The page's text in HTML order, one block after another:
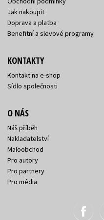
Jak nakoupit
Doprava a platba
Benefitní a slevové programy
KONTAKTY
Kontakt na e-shop
Sídlo společnosti
O NÁS
Náš příběh
Nakladatelství
Maloobchod
Pro autory
Pro partnery
Pro média